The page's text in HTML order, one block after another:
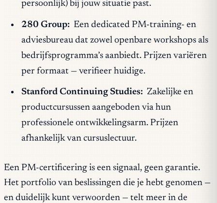
persoonlijk) bij jouw situatie past.
280 Group: Een dedicated PM-training- en
adviesbureau dat zowel openbare workshops als
bedrijfsprogramma’s aanbiedt. Prijzen variëren
per formaat — verifieer huidige.
Stanford Continuing Studies: Zakelijke en
productcursussen aangeboden via hun
professionele ontwikkelingsarm. Prijzen
afhankelijk van cursuslectuur.
Een PM-certificering is een signaal, geen garantie.
Het portfolio van beslissingen die je hebt genomen —
en duidelijk kunt verwoorden — telt meer in de